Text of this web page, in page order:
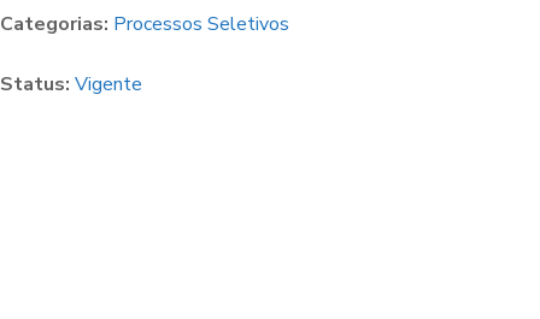
Categorias: Processos Seletivos
Status: Vigente